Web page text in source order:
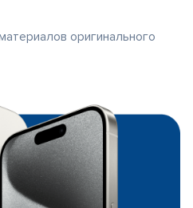
оригинального